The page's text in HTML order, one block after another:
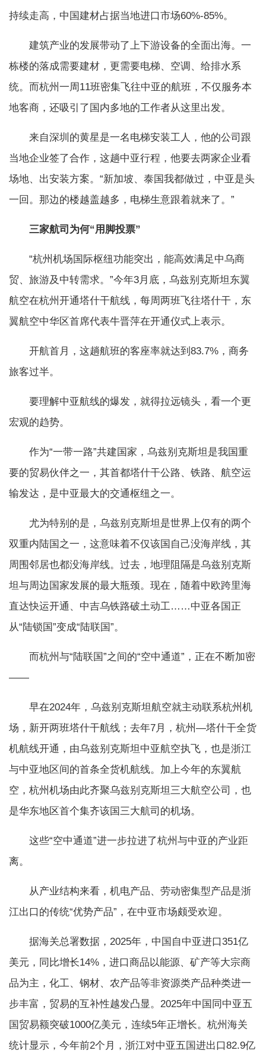
持续走高，中国建材占据当地进口市场60%-85%。
建筑产业的发展带动了上下游设备的全面出海。一
栋楼的落成需要建材，更需要电梯、空调、给排水系
统。而杭州一周11班密集飞往中亚的航班，不仅服务本
地客商，还吸引了国内多地的工作者从这里出发。
来自深圳的黄星是一名电梯安装工人，他的公司跟
当地企业签了合作，这趟中亚行程，他要去两家企业看
场地、出安装方案。“新加坡、泰国我都做过，中亚是头
一回。那边的楼越盖越多，电梯生意跟着就来了。”
三家航司为何“用脚投票”
“杭州机场国际枢纽功能突出，能高效满足中乌商
贸、旅游及中转需求。”今年3月底，乌兹别克斯坦东翼
航空在杭州开通塔什干航线，每周两班飞往塔什干，东
翼航空中华区首席代表牛晋萍在开通仪式上表示。
开航首月，这趟航班的客座率就达到83.7%，商务
旅客过半。
要理解中亚航线的爆发，就得拉远镜头，看一个更
宏观的趋势。
作为“一带一路”共建国家，乌兹别克斯坦是我国重
要的贸易伙伴之一，其首都塔什干公路、铁路、航空运
输发达，是中亚最大的交通枢纽之一。
尤为特别的是，乌兹别克斯坦是世界上仅有的两个
双重内陆国之一，这意味着不仅该国自己没海岸线，其
周围邻居也都没海岸线。过去，地理阻隔是乌兹别克斯
坦与周边国家发展的最大瓶颈。现在，随着中欧跨里海
直达快运开通、中吉乌铁路破土动工……中亚各国正
从“陆锁国”变成“陆联国”。
而杭州与“陆联国”之间的“空中通道”，正在不断加密
——
早在2024年，乌兹别克斯坦航空就主动联系杭州机
场，新开两班塔什干航线；去年7月，杭州—塔什干全货
机航线开通，由乌兹别克斯坦中亚航空执飞，也是浙江
与中亚地区间的首条全货机航线。加上今年的东翼航
空，杭州机场由此齐聚乌兹别克斯坦三大航空公司，也
是华东地区首个集齐该国三大航司的机场。
这些“空中通道”进一步拉进了杭州与中亚的产业距
离。
从产业结构来看，机电产品、劳动密集型产品是浙
江出口的传统“优势产品”，在中亚市场颇受欢迎。
据海关总署数据，2025年，中国自中亚进口351亿
美元，同比增长14%，进口商品以能源、矿产等大宗商
品为主，化工、钢材、农产品等非资源类产品种类进一
步丰富，贸易的互补性越发凸显。2025年中国同中亚五
国贸易额突破1000亿美元，连续5年正增长。杭州海关
统计显示，今年前2个月，浙江对中亚五国进出口82.9亿